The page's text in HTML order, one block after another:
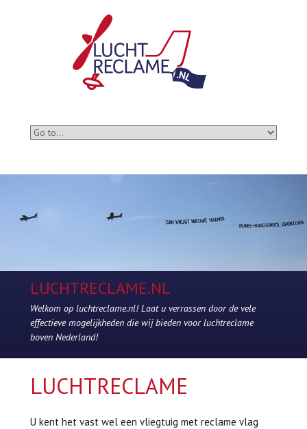
LUCHTRECLAME.NL
Welkom op luchtreclame.nl! Laat u verrassen door de vele
effectieve mogelijkheden die wij bieden voor luchtreclame
boven Nederland!
LUCHTRECLAME
U kent het vast wel een vliegtuig met reclame vlag